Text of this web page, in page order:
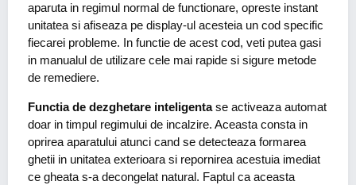
aparuta in regimul normal de functionare, opreste instant
unitatea si afiseaza pe display-ul acesteia un cod specific
fiecarei probleme. In functie de acest cod, veti putea gasi
in manualul de utilizare cele mai rapide si sigure metode
de remediere.
Functia de dezghetare inteligentase activeaza automat
doar in timpul regimului de incalzire. Aceasta consta in
oprirea aparatului atunci cand se detecteaza formarea
ghetii in unitatea exterioara si repornirea acestuia imediat
ce gheata s-a decongelat natural. Faptul ca aceasta